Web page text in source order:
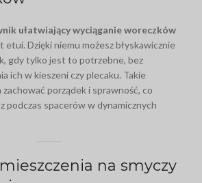
ułatwiający wyciąganie woreczków
Dzięki niemu możesz błyskawicznie
gdy tylko jest to potrzebne, bez
ich w kieszeni czy plecaku. Takie
porządek i sprawność, co
podczas spacerów w dynamicznych
na smyczy